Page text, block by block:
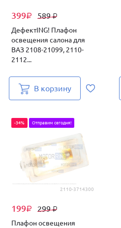
399₽ 589₽
ДефектING! Плафон
освещения салона для
ВАЗ 2108-21099, 2110-
2112...
В корзину
2110-3714300
199₽ 299₽
-34% Отправим сегодня!
Плафон освещения